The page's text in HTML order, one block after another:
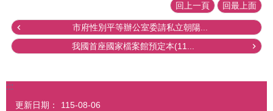
回上一頁 回最上面
市府性別平等辦公室委請私立朝陽...
我國首座國家檔案館預定本(11...
:::
更新日期：
115-08-06